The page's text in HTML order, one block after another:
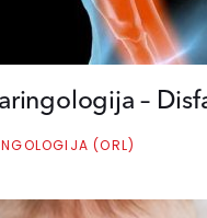
–
(ORL)